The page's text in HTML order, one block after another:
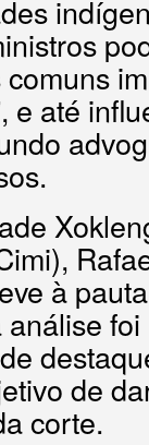
e até
à
análise
de
corte.